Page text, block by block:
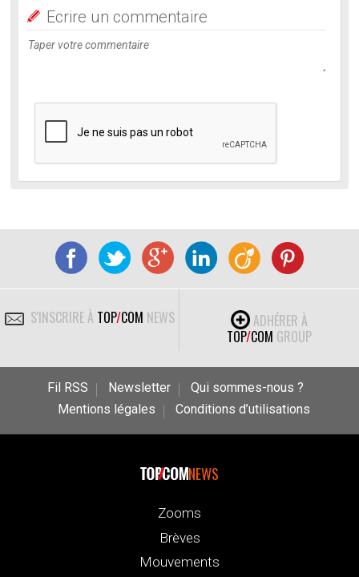
Ecrire un commentaire
S'INSCRIRE À TOP/COM NEWS
ADHÉRER À
TOP/COM GROUP
Fil RSS Newsletter
Qui sommes-nous ?
Mentions légales
Conditions d’utilisations
NEWS
Zooms
Brèves
Mouvements